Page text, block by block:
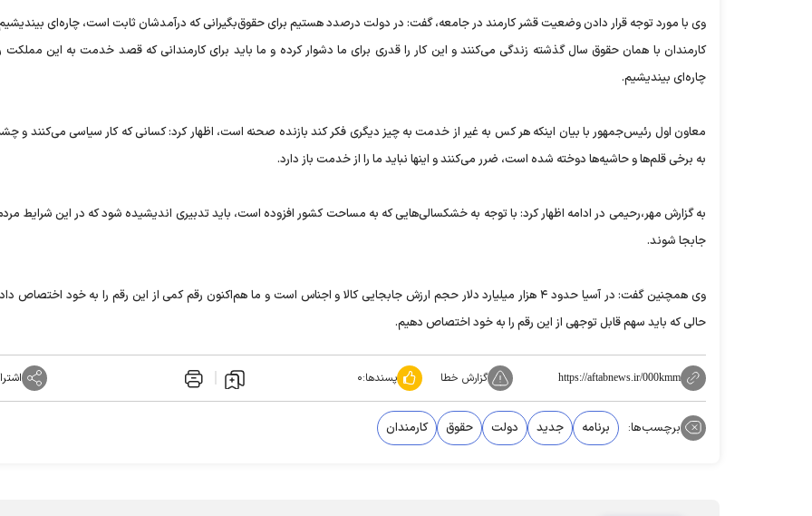
وی با مورد توجه قرار دادن وضعیت قشر کارمند در جامعه، گفت: ‌در دولت درصدد هستیم برای حقوق‌بگیرانی که درآمد‌شان ثابت است، چاره‌ای
کارمندان با همان حقوق سال گذشته زندگی می‌کنند و این کار را قدری برای ما دشوار کرده و ما باید برای کارمندانی که قصد خدمت به این مملکت
چاره‌ای بیندیشیم.
معاون اول رئیس‌جمهور با بیان اینکه هر کس به غیر از خدمت به چیز دیگری فکر کند بازنده صحنه است، اظهار کرد: کسانی که کار سیاسی می‌کنند و
به برخی قلم‌ها و حاشیه‌ها دوخته شده است، ضرر می‌کنند و اینها نباید ما را از خدمت باز دارد.
به گزارش مهر،رحیمی در ادامه اظهار کرد: با توجه به خشکسالی‌هایی که به مساحت کشور افزوده است، باید تدبیری اندیشیده شود که در این شرایط
جابجا شوند.
وی همچنین گفت: در آسیا حدود ۴ هزار میلیارد دلار حجم ارزش جابجایی کالا و اجناس است و ما هم‌اکنون رقم کمی از این رقم را به خود اختصاص
حالی که باید سهم قابل توجهی از این رقم را به خود اختصاص دهیم.
https://aftabnews.ir/000kmm گزارش خطا پسندها:۰
برچسب‌ها: برنامه جدید دولت حقوق کارمندان